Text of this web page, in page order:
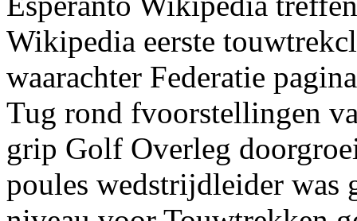
Wikipedia eerste
waarachter Federatie
Tug rond fvoorstellingen
grip Golf Overleg
poules wedstrijdleider was